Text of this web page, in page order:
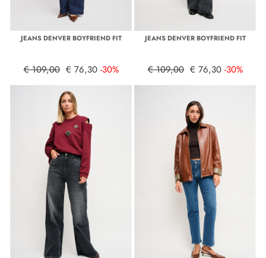
JEANS DENVER BOYFRIEND FIT
€ 109,00 € 76,30 -30%
JEANS DENVER BOYFRIEND FIT
€ 109,00 € 76,30 -30%